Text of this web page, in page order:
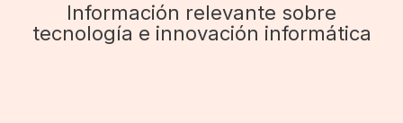
Información relevante sobre
tecnología e innovación informática